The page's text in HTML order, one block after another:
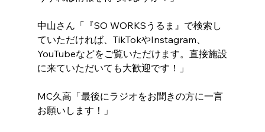
中山さん「『SO WORKSうるま』で検索し
ていただければ、TikTokやInstagram、
YouTubeなどをご覧いただけます。直接施設
に来ていただいても大歓迎です！」
MC久高「最後にラジオをお聞きの方に一言
お願いします！」